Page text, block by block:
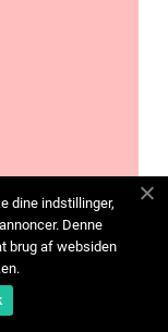
dine indstillinger,
Denne
brug af websiden